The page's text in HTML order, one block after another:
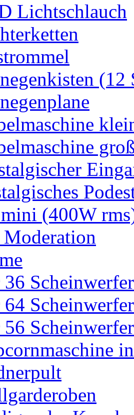
Lichtschlauch
(12
(400W
Moderation
36 Scheinwerfer
64 Scheinwerfer
56 Scheinwerfer